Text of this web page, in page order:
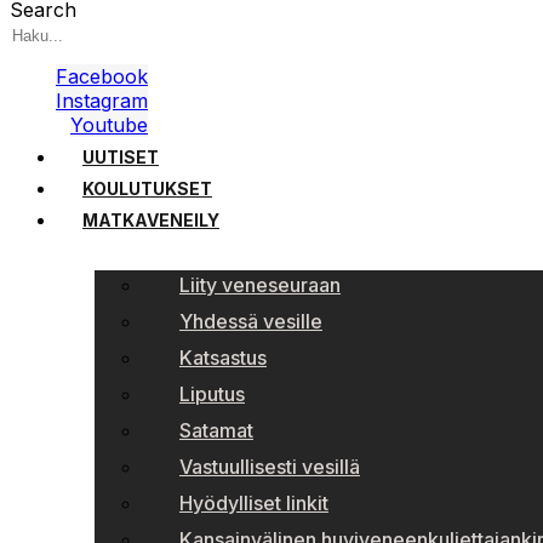
Search
Facebook
Instagram
Youtube
UUTISET
KOULUTUKSET
MATKAVENEILY
Liity veneseuraan
Yhdessä vesille
Katsastus
Liputus
Satamat
Vastuullisesti vesillä
Hyödylliset linkit